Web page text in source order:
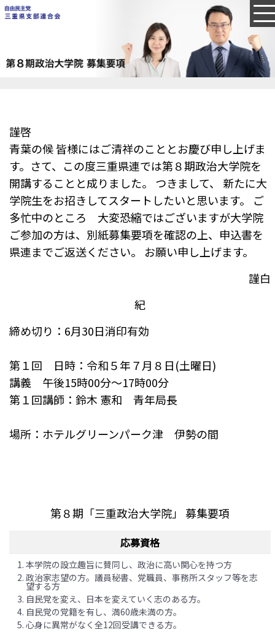
謹啓
青葉の候 皆様にはご清祥のこととお慶び申し上げま
す。さて、この度三重県連では第８期政治大学院を
開講することと成りました。 つきまして、 新たに大
学院生をお招きしてスタートしたいと思います。 ご
多忙中のところ 大変恐縮ではございますが大学院
ご参加の方は、別紙募集要項を確認の上、申込書を
県連までご返送ください。 お願い申し上げます。
謹白
紀
締め切り：6月30日消印有効
第１回 日時：令和５年７月８日(土曜日)
講義 午後15時00分～17時00分
第１回講師：鈴木 憲和 青年局長
場所：ホテルグリーンパーク津 伊勢の間
第８期「三重政治大学院」 募集要項
応募資格
本学院の設立趣旨に賛同し、政治に高い関心を持つ方
政治家志望の方。議員秘書、党職員、事務所スタッフ等を志
望する方
自民党を変え、日本を変えていく志のある方。
自民党の党籍を有し、満60歳未満の方。
心身に異常がなく全12回受講できる方。